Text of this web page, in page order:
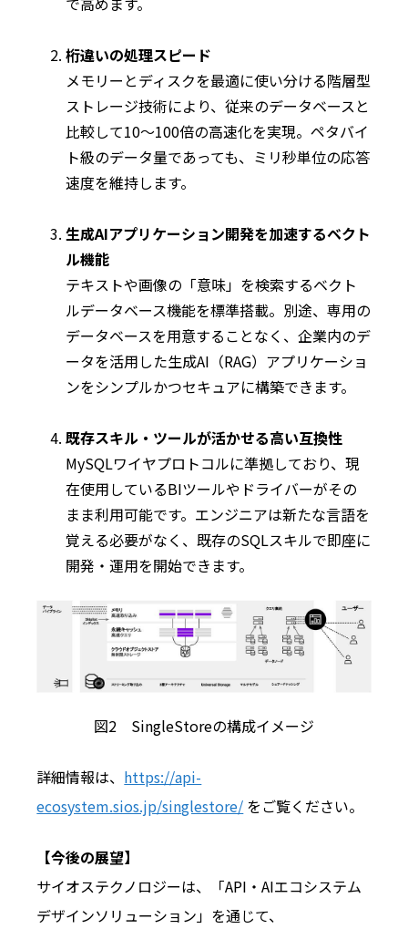
桁違いの処理スピード
メモリーとディスクを最適に使い分ける階層型
ストレージ技術により、従来のデータベースと
比較して10〜100倍の高速化を実現。ペタバイ
ト級のデータ量であっても、ミリ秒単位の応答
速度を維持します。
生成AIアプリケーション開発を加速するベクト
ル機能
テキストや画像の「意味」を検索するベクト
ルデータベース機能を標準搭載。別途、専用の
データベースを用意することなく、企業内のデ
ータを活用した生成AI（RAG）アプリケーショ
ンをシンプルかつセキュアに構築できます。
既存スキル・ツールが活かせる高い互換性
MySQLワイヤプロトコルに準拠しており、現
在使用しているBIツールやドライバーがその
まま利用可能です。エンジニアは新たな言語を
覚える必要がなく、既存のSQLスキルで即座に
開発・運用を開始できます。
図2 SingleStoreの構成イメージ
詳細情報は、 https://api-
ecosystem.sios.jp/singlestore/ をご覧ください。
【今後の展望】
サイオステクノロジーは、「API・AIエコシステム
デザインソリューション」を通じて、